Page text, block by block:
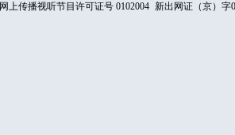
网上传播视听节目许可证号 0102004 新出网证（京）